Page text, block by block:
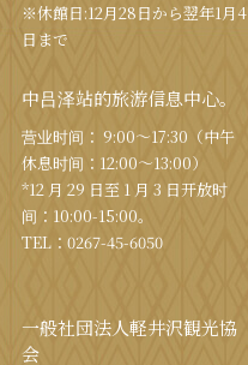
※休館日:12月28日から翌年1月4
日まで
中吕泽站的旅游信息中心。
营业时间： 9:00〜17:30（中午
休息时间：12:00〜13:00）
*12 月 29 日至 1 月 3 日开放时
间：10:00-15:00。
TEL： 0267-45-6050
一般社団法人軽井沢観光協
会